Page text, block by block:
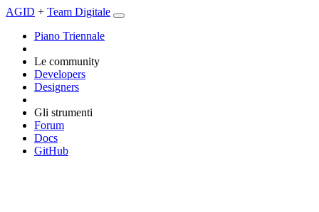
AGID + Team Digitale
Piano Triennale
Le community
Developers
Designers
Gli strumenti
Forum
Docs
GitHub